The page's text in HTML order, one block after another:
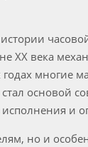
XX века
годах
основой
и
но и